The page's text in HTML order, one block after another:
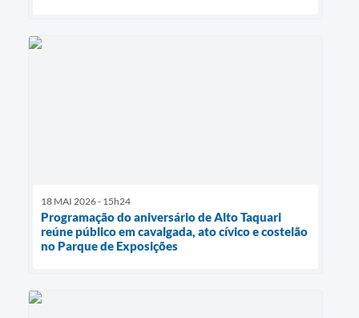
18 MAI 2026 - 15h24
Programação do aniversário de Alto Taquari
reúne público em cavalgada, ato cívico e costelão
no Parque de Exposições